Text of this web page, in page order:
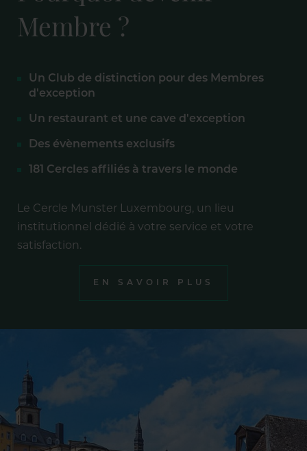
Membre ?
Un Club de distinction pour des Membres
d'exception
Un restaurant et une cave d'exception
Des évènements exclusifs
181 Cercles affiliés à travers le monde
Le Cercle Munster Luxembourg, un lieu
institutionnel dédié à votre service et votre
satisfaction.
EN SAVOIR PLUS